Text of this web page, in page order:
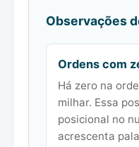
Observações
Ordens com
Há zero na
milhar. Essa
posicional no
acrescenta